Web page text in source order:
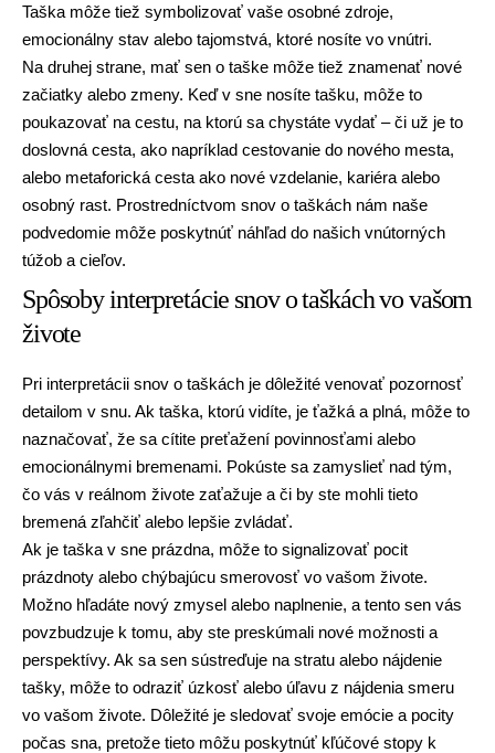
Taška môže tiež symbolizovať vaše osobné zdroje,
emocionálny stav alebo tajomstvá, ktoré nosíte vo vnútri.
Na druhej strane, mať sen o taške môže tiež znamenať nové
začiatky alebo zmeny. Keď v sne nosíte tašku, môže to
poukazovať na cestu, na ktorú sa chystáte vydať – či už je to
doslovná cesta, ako napríklad cestovanie do nového mesta,
alebo metaforická cesta ako nové vzdelanie, kariéra alebo
osobný rast. Prostredníctvom snov o taškách nám naše
podvedomie môže poskytnúť náhľad do našich vnútorných
túžob a cieľov.
Spôsoby interpretácie snov o taškách vo vašom
živote
Pri interpretácii snov o taškách je dôležité venovať pozornosť
detailom v snu. Ak taška, ktorú vidíte, je ťažká a plná, môže to
naznačovať, že sa cítite preťažení povinnosťami alebo
emocionálnymi bremenami. Pokúste sa zamyslieť nad tým,
čo vás v reálnom živote zaťažuje a či by ste mohli tieto
bremená zľahčiť alebo lepšie zvládať.
Ak je taška v sne prázdna, môže to signalizovať pocit
prázdnoty alebo chýbajúcu smerovosť vo vašom živote.
Možno hľadáte nový zmysel alebo naplnenie, a tento sen vás
povzbudzuje k tomu, aby ste preskúmali nové možnosti a
perspektívy. Ak sa sen sústreďuje na stratu alebo nájdenie
tašky, môže to odraziť úzkosť alebo úľavu z nájdenia smeru
vo vašom živote. Dôležité je sledovať svoje emócie a pocity
počas sna, pretože tieto môžu poskytnúť kľúčové stopy k